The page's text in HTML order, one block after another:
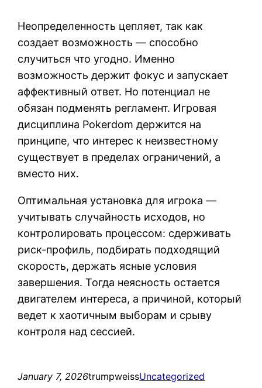
Неопределенность цепляет, так как
создает возможность — способно
случиться что угодно. Именно
возможность держит фокус и запускает
аффективный ответ. Но потенциал не
обязан подменять регламент. Игровая
дисциплина Pokerdom держится на
принципе, что интерес к неизвестному
существует в пределах ограничений, а
вместо них.
Оптимальная установка для игрока —
учитывать случайность исходов, но
контролировать процессом: сдерживать
риск-профиль, подбирать подходящий
скорость, держать ясные условия
завершения. Тогда неясность остается
двигателем интереса, а причиной, который
ведет к хаотичным выборам и срыву
контроля над сессией.
January 7, 2026trumpweissUncategorized